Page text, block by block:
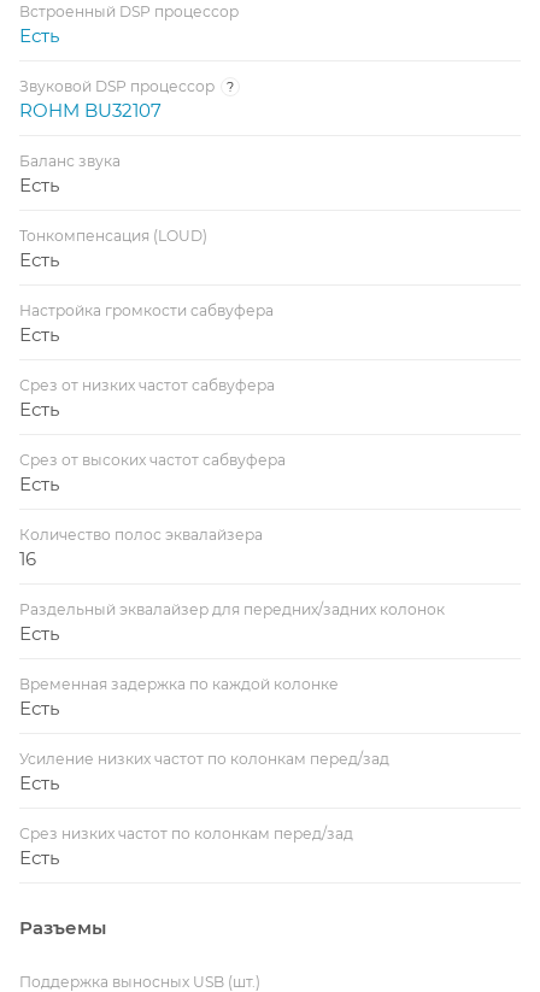
Встроенный DSP процессор
Есть
Звуковой DSP процессор ?
ROHM BU32107
Баланс звука
Есть
Тонкомпенсация (LOUD)
Есть
Настройка громкости сабвуфера
Есть
Срез от низких частот сабвуфера
Есть
Срез от высоких частот сабвуфера
Есть
Количество полос эквалайзера
16
Раздельный эквалайзер для передних/задних колонок
Есть
Временная задержка по каждой колонке
Есть
Усиление низких частот по колонкам перед/зад
Есть
Срез низких частот по колонкам перед/зад
Есть
Разъемы
Поддержка выносных USB (шт.)